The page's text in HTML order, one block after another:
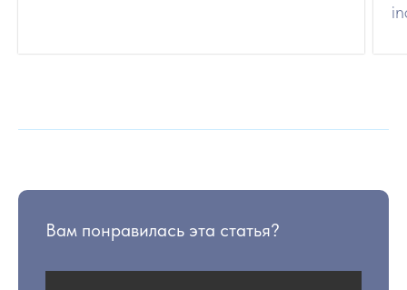
Вам понравилась эта статья?